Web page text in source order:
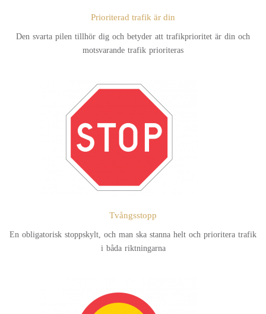
Prioriterad trafik är din
Den svarta pilen tillhör dig och betyder att trafikprioritet är din och
motsvarande trafik prioriteras
Tvångsstopp
En obligatorisk stoppskylt, och man ska stanna helt och prioritera trafik
i båda riktningarna